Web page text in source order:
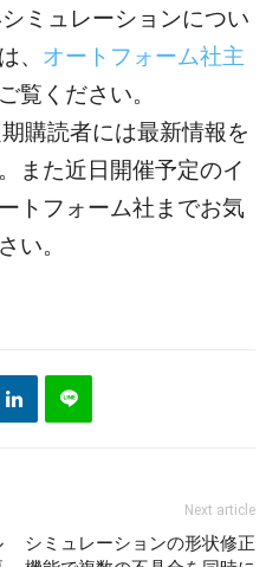
ミュレーションについ
、 オートフォーム社主
覧ください。
購読者には最新情報を
また近日開催予定のイ
トフォーム社までお気
い。
Next article
シミュレーションの形状修正